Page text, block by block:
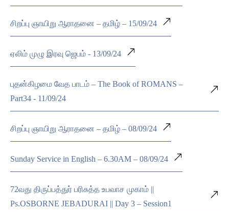
சிறப்பு ஞாயிறு ஆராதனை – தமிழ் – 15/09/24
ஏலிம் முழு இரவு ஜெபம் - 13/09/24
புதன்கிழமை வேத பாடம் – The Book of ROMANS –
Part34 - 11/09/24
சிறப்பு ஞாயிறு ஆராதனை – தமிழ் – 08/09/24
Sunday Service in English – 6.30AM – 08/09/24
72வது திருப்பத்துர் பரிசுத்த உபவாச முகாம் ||
Ps.OSBORNE JEBADURAI || Day 3 – Session1